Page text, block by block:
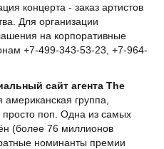
концерта - заказ артистов
Для организации
на корпоративные
+7-499-343-53-23, +7-964-
сайт агента The
американская группа,
поп. Одна из самых
(более 76 миллионов
номинанты премии